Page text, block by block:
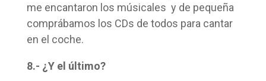
me encantaron los músicales y de pequeña
comprábamos los CDs de todos para cantar
en el coche.
8.- ¿Y el último?